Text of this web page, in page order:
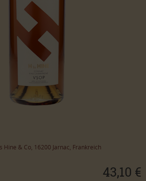
Hine & Co, 16200 Jarnac, Frankreich
43,10 €